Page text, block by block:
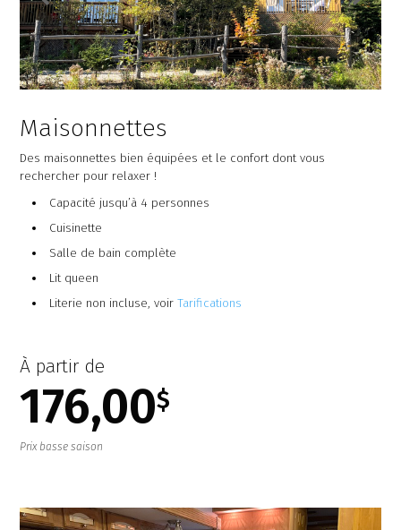
Maisonnettes
Des maisonnettes bien équipées et le confort dont vous
rechercher pour relaxer !
Capacité jusqu’à 4 personnes
Cuisinette
Salle de bain complète
Lit queen
Literie non incluse, voir Tarifications
À partir de
176,00$
Prix basse saison